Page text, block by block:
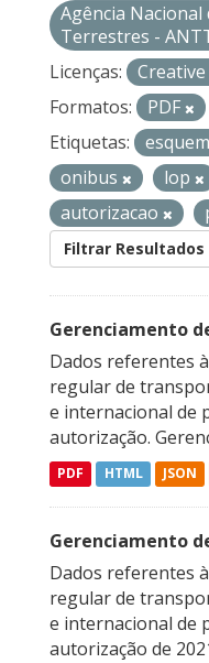
Agência
Terrestres -
Licenças:
Formatos:
PDF
Etiquetas:
onibus
lop
autorizacao
Filtrar Resultados
Gerenciamento
Dados referentes
regular de
e internacional de
autorização.
PDF HTML JSON
Gerenciamento
Dados referentes
regular de
e internacional de
autorização de